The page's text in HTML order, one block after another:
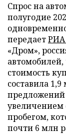
Спрос на
полугодие
передаетРИА
«Дром»,
стоимость
составила
предложений
увеличением
пробегом,
почти 6 млн